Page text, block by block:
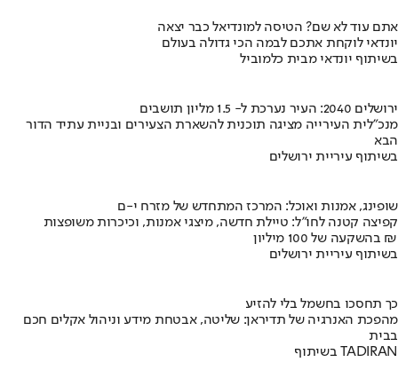
אתם עוד לא שם? הטיסה למונדיאל כבר יצאה
יונדאי לוקחת אתכם לבמה הכי גדולה בעולם
בשיתוף יונדאי מבית כלמוביל
ירושלים 2040: העיר נערכת ל- 1.5 מליון תושבים
מנכ"לית העירייה מציגה תוכנית להשארת הצעירים ובניית עתיד הדור
הבא
בשיתוף עיריית ירושלים
שופינג, אמנות ואוכל: המרכז המתחדש של מזרח י-ם
קפיצה קטנה לחו"ל: טיילת חדשה, מיצגי אמנות, וכיכרות משופצות
בהשקעה של 100 מיליון ₪
בשיתוף עיריית ירושלים
כך תחסכו בחשמל בלי להזיע
מהפכת האנרגיה של תדיראן: שליטה, אבטחת מידע וניהול אקלים חכם
בבית
בשיתוף TADIRAN